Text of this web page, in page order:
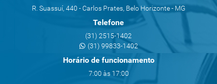
R. Suassuí, 440 - Carlos Prates, Belo Horizonte - MG
Telefone
(31) 2515-1402
(31) 99833-1402
Horário de funcionamento
7:00 às 17:00